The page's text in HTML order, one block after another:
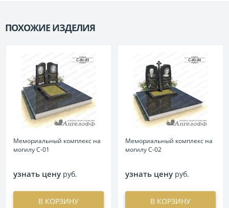
ПОХОЖИЕ ИЗДЕЛИЯ
Мемориальный комплекс на
могилу С-01
узнать цену руб.
В КОРЗИНУ
Мемориальный комплекс на
могилу С-02
узнать цену руб.
В КОРЗИНУ